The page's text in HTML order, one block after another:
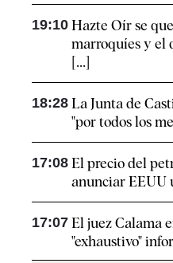
19:10 Hazte Oír se
marroquíes y el
[...]
18:28 La Junta de
"por todos los
17:08 El precio del
anunciar EEUU
17:07 El juez Calama
"exhaustivo"